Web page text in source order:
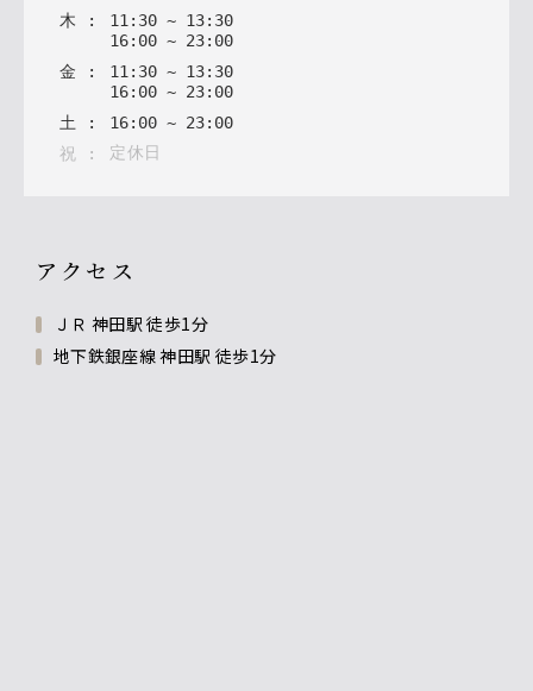
木 : 11 : 30 ~ 13: 30
16: 00 ~ 23: 00
金 : 11 : 30 ~ 13: 30
16: 00 ~ 23: 00
土 : 16: 00 ~ 23: 00
祝 : 定休日
アクセス
ＪＲ 神田駅 徒歩1分
地下鉄銀座線 神田駅 徒歩1分